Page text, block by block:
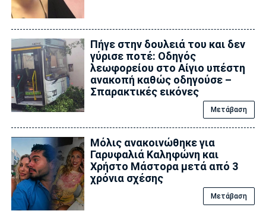
Πήγε στην δουλειά του και δεν
γύρισε ποτέ: Οδηγός
λεωφορείου στο Αίγιο υπέστη
ανακοπή καθώς οδηγούσε –
Σπαρακτικές εικόνες
Μετάβαση
Μόλις ανακοινώθηκε για
Γαρυφαλιά Καληφώνη και
Χρήστο Μάστορα μετά από 3
χρόνια σχέσης
Μετάβαση